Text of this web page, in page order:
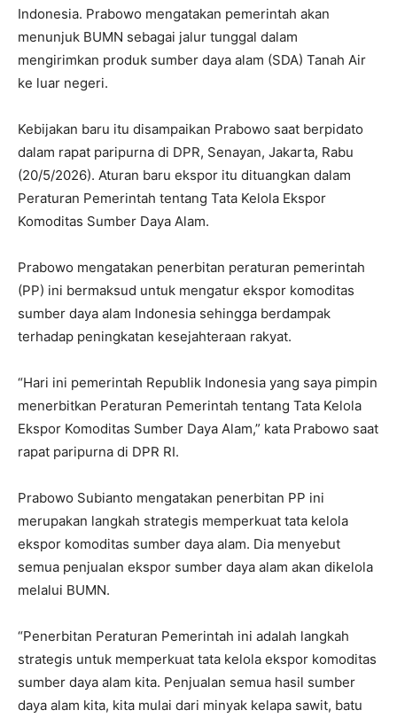
Indonesia. Prabowo mengatakan pemerintah akan
menunjuk BUMN sebagai jalur tunggal dalam
mengirimkan produk sumber daya alam (SDA) Tanah Air
ke luar negeri.
Kebijakan baru itu disampaikan Prabowo saat berpidato
dalam rapat paripurna di DPR, Senayan, Jakarta, Rabu
(20/5/2026). Aturan baru ekspor itu dituangkan dalam
Peraturan Pemerintah tentang Tata Kelola Ekspor
Komoditas Sumber Daya Alam.
Prabowo mengatakan penerbitan peraturan pemerintah
(PP) ini bermaksud untuk mengatur ekspor komoditas
sumber daya alam Indonesia sehingga berdampak
terhadap peningkatan kesejahteraan rakyat.
“Hari ini pemerintah Republik Indonesia yang saya pimpin
menerbitkan Peraturan Pemerintah tentang Tata Kelola
Ekspor Komoditas Sumber Daya Alam,” kata Prabowo saat
rapat paripurna di DPR RI.
Prabowo Subianto mengatakan penerbitan PP ini
merupakan langkah strategis memperkuat tata kelola
ekspor komoditas sumber daya alam. Dia menyebut
semua penjualan ekspor sumber daya alam akan dikelola
melalui BUMN.
“Penerbitan Peraturan Pemerintah ini adalah langkah
strategis untuk memperkuat tata kelola ekspor komoditas
sumber daya alam kita. Penjualan semua hasil sumber
daya alam kita, kita mulai dari minyak kelapa sawit, batu